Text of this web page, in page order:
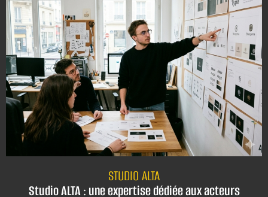
STUDIO ALTA
Studio ALTA : une expertise dédiée aux acteurs